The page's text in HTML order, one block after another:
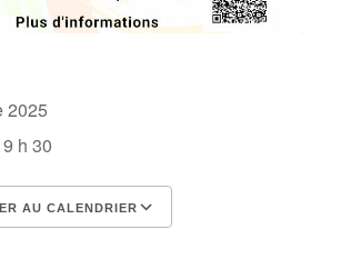
2025
h 30
AU CALENDRIER